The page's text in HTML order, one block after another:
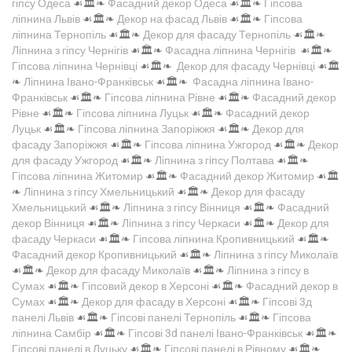
гіпсу Одеса ☙🏛️❧ Фасадний декор Одеса ☙🏛️❧
Гіпсова
ліпнина Львів ☙🏛️❧ Декор на фасад Львів ☙🏛️❧ Гіпсова
ліпнина Тернопіль ☙🏛️❧ Декор для фасаду Тернопіль ☙🏛️❧
Ліпнина з гіпсу Чернігів ☙🏛️❧ Фасадна ліпнина Чернігів ☙🏛️❧
Гіпсова ліпнина Чернівці ☙🏛️❧ Декор для фасаду Чернівці ☙🏛️
❧ Ліпнина Івано-Франківськ ☙🏛️❧ Фасадна ліпнина Івано-
Франківськ ☙🏛️❧ Гіпсова ліпнина Рівне ☙🏛️❧ Фасадний декор
Рівне ☙🏛️❧ Гіпсова ліпнина Луцьк ☙🏛️❧ Фасадний декор
Луцьк ☙🏛️❧ Гіпсова ліпнина Запоріжжя ☙🏛️❧ Декор для
фасаду Запоріжжя ☙🏛️❧ Гіпсова ліпнина Ужгород ☙🏛️❧ Декор
для фасаду Ужгород ☙🏛️❧ Ліпнина з гіпсу Полтава ☙🏛️❧
Гіпсова ліпнина Житомир ☙🏛️❧ Фасадний декор Житомир ☙🏛️
❧ Ліпнина з гіпсу Хмельницький ☙🏛️❧ Декор для фасаду
Хмельницький ☙🏛️❧ Ліпнина з гіпсу Вінниця ☙🏛️❧ Фасадний
декор Вінниця ☙🏛️❧ Ліпнина з гіпсу Черкаси ☙🏛️❧ Декор для
фасаду Черкаси ☙🏛️❧ Гіпсова ліпнина Кропивницький ☙🏛️❧
Фасадний декор Кропивницький ☙🏛️❧ Ліпнина з гіпсу Миколаїв
☙🏛️❧ Декор для фасаду Миколаїв ☙🏛️❧ Ліпнина з гіпсу в
Сумах ☙🏛️❧ Гіпсовий декор в Херсоні ☙🏛️❧ Фасадний декор в
Сумах ☙🏛️❧ Декор для фасаду в Херсоні ☙🏛️❧ Гіпсові 3д
панелі Львів ☙🏛️❧ Гіпсові панелі Тернопіль ☙🏛️❧ Гіпсова
ліпнина Самбір ☙🏛️❧ Гіпсові 3d панелі Івано-Франківськ ☙🏛️❧
Гіпсові панелі в Луцьку ☙🏛️❧ Гіпсові панелі в Рівному ☙🏛️❧